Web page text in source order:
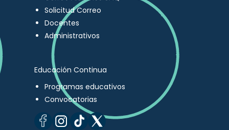
Solicitud Correo
Docentes
Administrativos
Educación Continua
Programas educativos
Convocatorias